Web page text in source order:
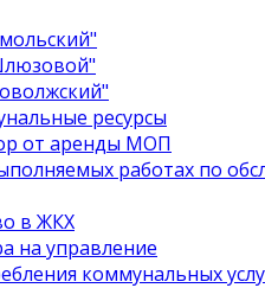
ресурсы
от аренды МОП
работах по
в ЖКХ
на управление
коммунальных